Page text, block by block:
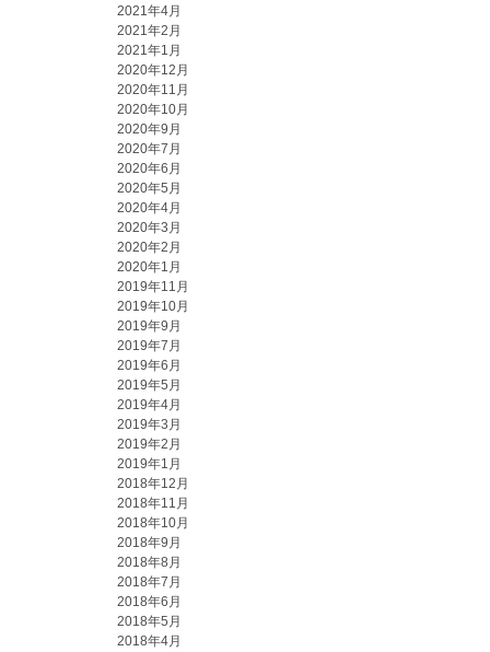
2021年4月
2021年2月
2021年1月
2020年12月
2020年11月
2020年10月
2020年9月
2020年7月
2020年6月
2020年5月
2020年4月
2020年3月
2020年2月
2020年1月
2019年11月
2019年10月
2019年9月
2019年7月
2019年6月
2019年5月
2019年4月
2019年3月
2019年2月
2019年1月
2018年12月
2018年11月
2018年10月
2018年9月
2018年8月
2018年7月
2018年6月
2018年5月
2018年4月